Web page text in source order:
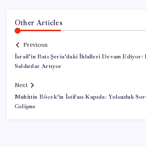
Other Articles
Previous
İsrail’in Batı Şeria’daki İhlalleri Devam
Saldırılar Artıyor
Next
Muhittin Böcek’in İstifası Kapıda: Yolsuzluk
Gelişme